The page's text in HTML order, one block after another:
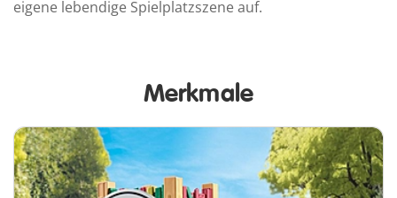
eigene lebendige Spielplatzszene auf.
Merkmale